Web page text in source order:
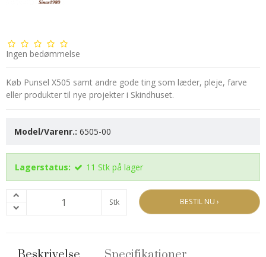
Ingen bedømmelse
Køb Punsel X505 samt andre gode ting som læder, pleje, farve
eller produkter til nye projekter i Skindhuset.
Model/Varenr.: 6505-00
Lagerstatus: 11 Stk på lager
Stk BESTIL NU ›